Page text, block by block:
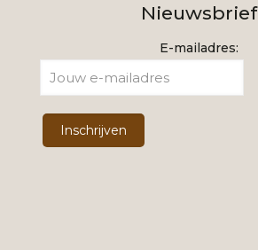
Nieuwsbrief
E-mailadres: